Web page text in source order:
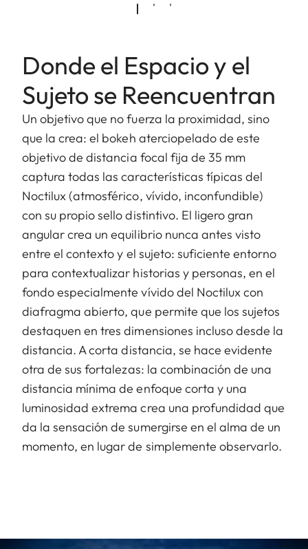
Donde el Espacio y el
Sujeto se Reencuentran
Un objetivo que no fuerza la proximidad, sino
que la crea: el bokeh aterciopelado de este
objetivo de distancia focal fija de 35 mm
captura todas las características típicas del
Noctilux (atmosférico, vívido, inconfundible)
con su propio sello distintivo. El ligero gran
angular crea un equilibrio nunca antes visto
entre el contexto y el sujeto: suficiente entorno
para contextualizar historias y personas, en el
fondo especialmente vívido del Noctilux con
diafragma abierto, que permite que los sujetos
destaquen en tres dimensiones incluso desde la
distancia. A corta distancia, se hace evidente
otra de sus fortalezas: la combinación de una
distancia mínima de enfoque corta y una
luminosidad extrema crea una profundidad que
da la sensación de sumergirse en el alma de un
momento, en lugar de simplemente observarlo.